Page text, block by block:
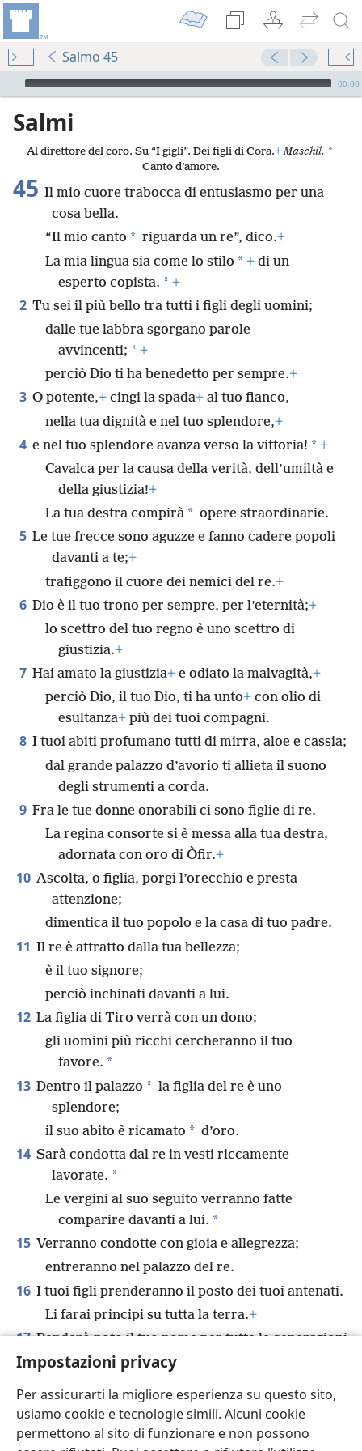
Impostazioni privacy
Per assicurarti la migliore esperienza su questo sito,
usiamo cookie e tecnologie simili. Alcuni cookie
permettono al sito di funzionare e non possono
Salmo 45
Audio Player
00:00
Salmi
Al direttore del coro. Su “I gigli”. Dei figli di Cora.+ Maschìl. *
Canto d’amore.
45 Il mio cuore trabocca di entusiasmo per una
cosa bella.
“Il mio canto * riguarda un re”, dico.+
La mia lingua sia come lo stilo * + di un
esperto copista. * +
2 Tu sei il più bello tra tutti i figli degli uomini;
dalle tue labbra sgorgano parole
avvincenti; * +
perciò Dio ti ha benedetto per sempre.+
3 O potente,+ cingi la spada+ al tuo fianco,
nella tua dignità e nel tuo splendore,+
4 e nel tuo splendore avanza verso la vittoria! * +
Cavalca per la causa della verità, dell’umiltà e
della giustizia!+
La tua destra compirà * opere straordinarie.
5 Le tue frecce sono aguzze e fanno cadere popoli
davanti a te;+
trafiggono il cuore dei nemici del re.+
6 Dio è il tuo trono per sempre, per l’eternità;+
lo scettro del tuo regno è uno scettro di
giustizia.+
7 Hai amato la giustizia+ e odiato la malvagità,+
perciò Dio, il tuo Dio, ti ha unto+ con olio di
esultanza+ più dei tuoi compagni.
8 I tuoi abiti profumano tutti di mirra, aloe e cassia;
dal grande palazzo d’avorio ti allieta il suono
degli strumenti a corda.
9 Fra le tue donne onorabili ci sono figlie di re.
La regina consorte si è messa alla tua destra,
adornata con oro di Òfir.+
10 Ascolta, o figlia, porgi l’orecchio e presta
attenzione;
dimentica il tuo popolo e la casa di tuo padre.
11 Il re è attratto dalla tua bellezza;
è il tuo signore;
perciò inchinati davanti a lui.
12 La figlia di Tiro verrà con un dono;
gli uomini più ricchi cercheranno il tuo
favore. *
13 Dentro il palazzo * la figlia del re è uno
splendore;
il suo abito è ricamato * d’oro.
14 Sarà condotta dal re in vesti riccamente
lavorate. *
Le vergini al suo seguito verranno fatte
comparire davanti a lui. *
15 Verranno condotte con gioia e allegrezza;
entreranno nel palazzo del re.
16 I tuoi figli prenderanno il posto dei tuoi antenati.
Li farai principi su tutta la terra.+
17 Renderò noto il tuo nome per tutte le generazioni
avvenire,+